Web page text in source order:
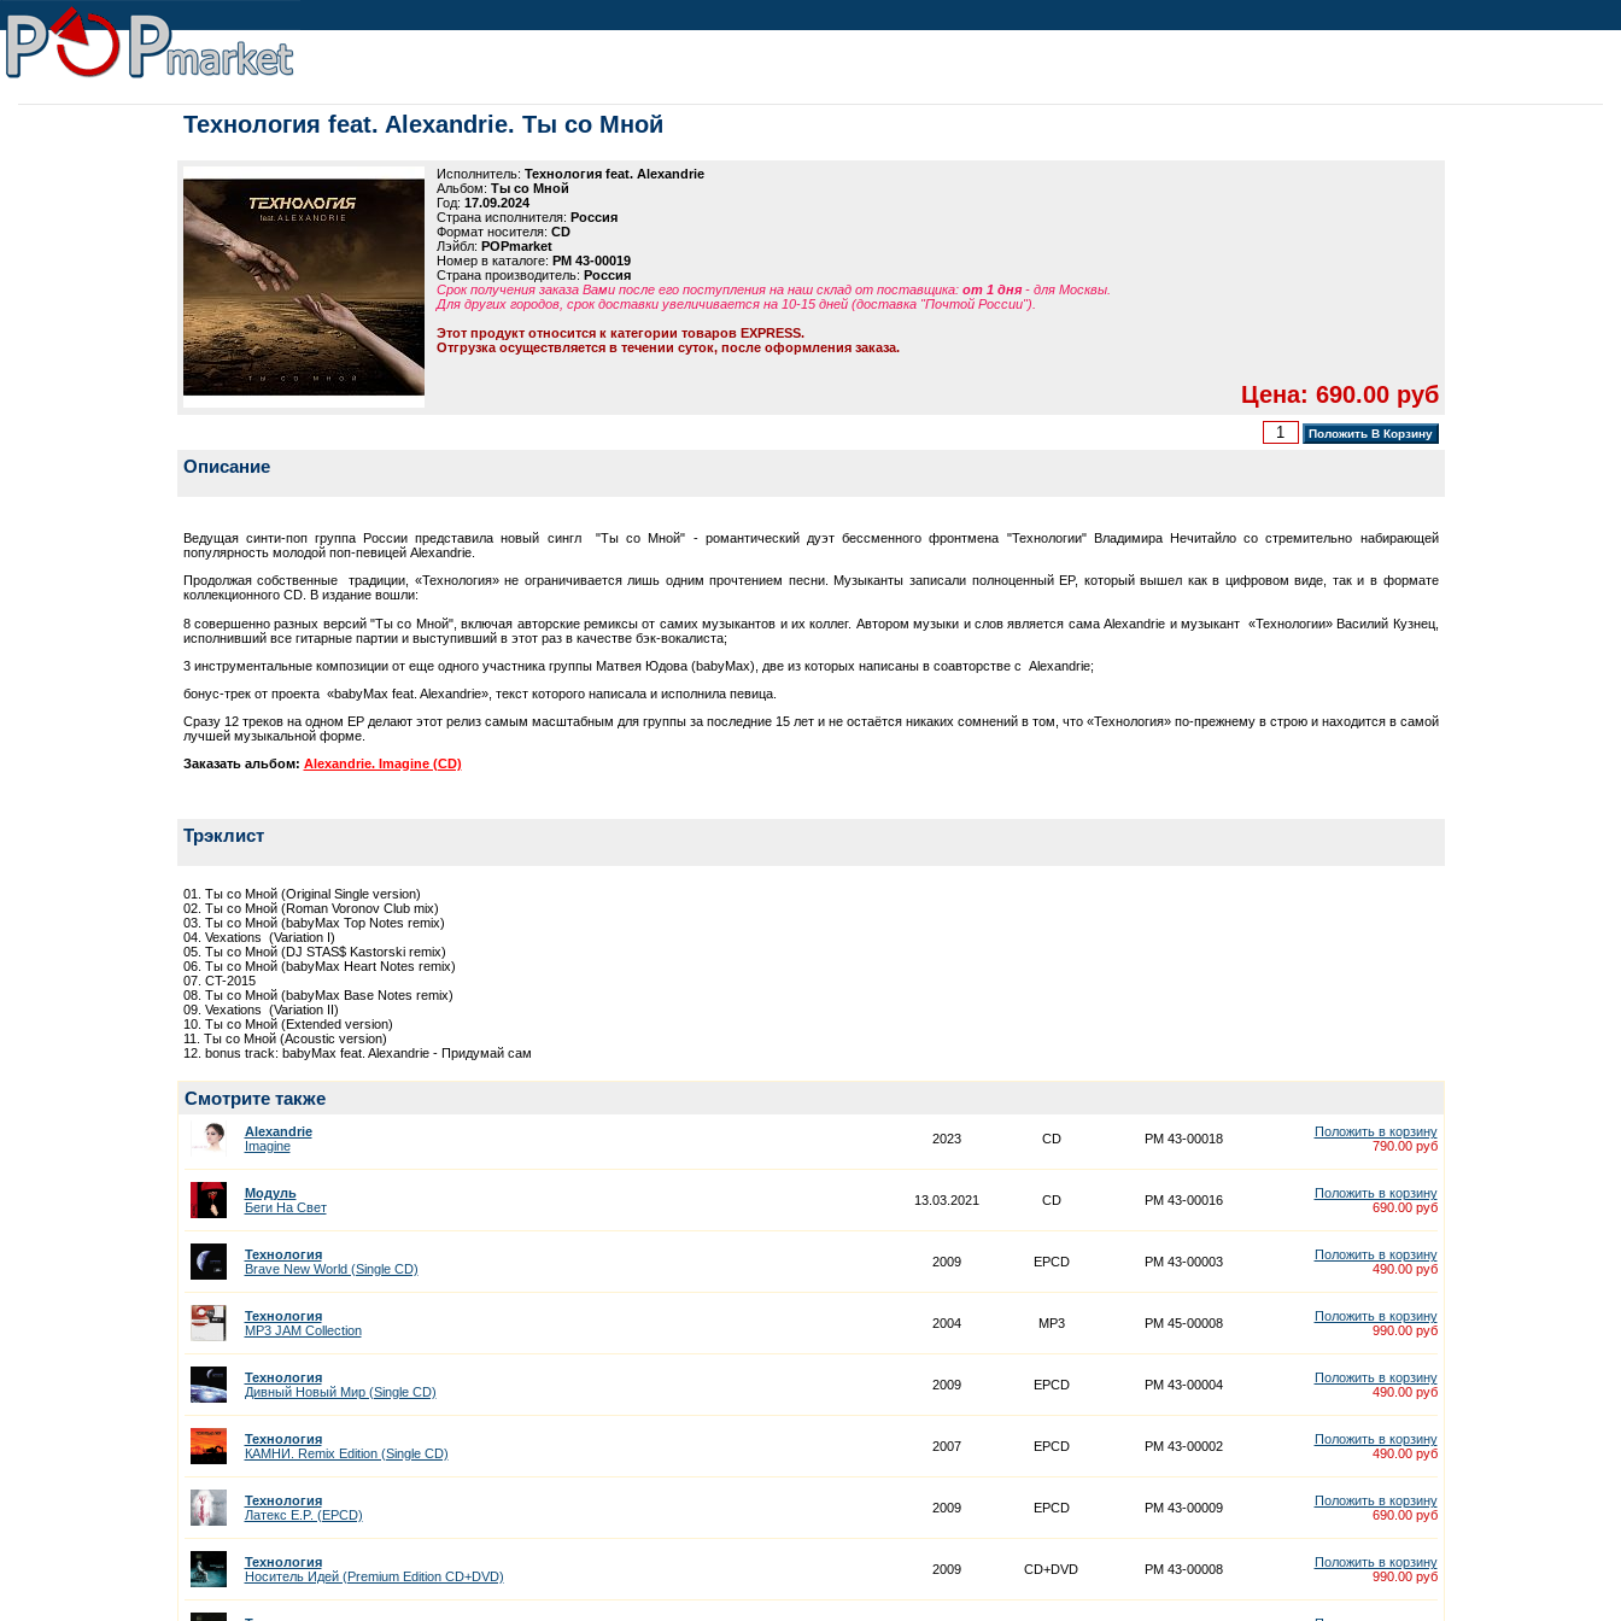
Технология feat. Alexandrie. Ты со Мной
Исполнитель: Технология feat. Alexandrie
Альбом: Ты со Мной
Год: 17.09.2024
Страна исполнителя: Россия
Формат носителя: CD
Лэйбл: POPmarket
Номер в каталоге: PM 43-00019
Страна производитель: Россия
Срок получения заказа Вами после его поступления на наш склад от поставщика: от 1 дня- для Москвы.
Для других городов, срок доставки увеличивается на 10-15 дней (доставка "Почтой России").
Этот продукт относится к категории товаров EXPRESS.
Отгрузка осуществляется в течении суток, после оформления заказа.
Цена: 690.00 руб
Описание
Ведущая синти-поп группа России представила новый сингл "Ты со Мной" - романтический дуэт бессменного фронтмена "Технологии" Владимира Нечитайло со стремительно набирающей
популярность молодой поп-певицей Alexandrie.
Продолжая собственные традиции, «Технология» не ограничивается лишь одним прочтением песни. Музыканты записали полноценный EP, который вышел как в цифровом виде, так и в формате
коллекционного CD. В издание вошли:
8 совершенно разных версий "Ты со Мной", включая авторские ремиксы от самих музыкантов и их коллег. Автором музыки и слов является сама Alexandrie и музыкант «Технологии» Василий Кузнец,
исполнивший все гитарные партии и выступивший в этот раз в качестве бэк-вокалиста;
3 инструментальные композиции от еще одного участника группы Матвея Юдова (babyMax), две из которых написаны в соавторстве с Alexandrie;
бонус-трек от проекта «babyMax feat. Alexandrie», текст которого написала и исполнила певица.
Сразу 12 треков на одном EP делают этот релиз самым масштабным для группы за последние 15 лет и не остаётся никаких сомнений в том, что «Технология» по-прежнему в строю и находится в самой
лучшей музыкальной форме.
Заказать альбом: Alexandrie. Imagine (CD)
Трэклист
01. Ты со Мной (Original Single version)
02. Ты со Мной (Roman Voronov Club mix)
03. Ты со Мной (babyMax Top Notes remix)
04. Vexations (Variation I)
05. Ты со Мной (DJ STAS$ Kastorski remix)
06. Ты со Мной (babyMax Heart Notes remix)
07. CT-2015
08. Ты со Мной (babyMax Base Notes remix)
09. Vexations (Variation II)
10. Ты со Мной (Extended version)
11. Ты со Мной (Acoustic version)
12. bonus track: babyMax feat. Alexandrie - Придумай сам
Смотрите также
Alexandrie
Imagine
2023 CD PM 43-00018
Положить в корзину
790.00 руб
Модуль
Беги На Cвет
13.03.2021 CD PM 43-00016
Положить в корзину
690.00 руб
Технология
Brave New World (Single CD)
2009 EPCD PM 43-00003
Положить в корзину
490.00 руб
Технология
MP3 JAM Collection
2004 MP3 PM 45-00008
Положить в корзину
990.00 руб
Технология
Дивный Новый Мир (Single CD)
2009 EPCD PM 43-00004
Положить в корзину
490.00 руб
Технология
КАМНИ. Remix Edition (Single CD)
2007 EPCD PM 43-00002
Положить в корзину
490.00 руб
Технология
Латекс E.P. (EPCD)
2009 EPCD PM 43-00009
Положить в корзину
690.00 руб
Технология
Носитель Идей (Premium Edition CD+DVD)
2009 CD+DVD PM 43-00008
Положить в корзину
990.00 руб